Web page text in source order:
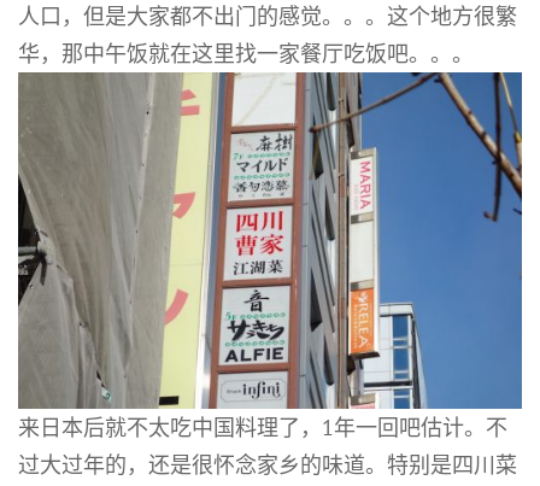
人口，但是大家都不出门的感觉。。。这个地方很繁
华，那中午饭就在这里找一家餐厅吃饭吧。。。
来日本后就不太吃中国料理了，1年一回吧估计。不
过大过年的，还是很怀念家乡的味道。特别是四川菜